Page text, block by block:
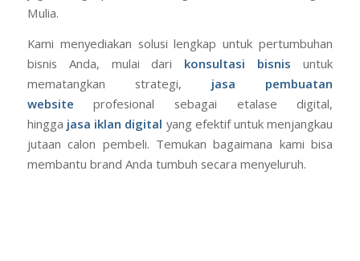
Mulia.
Kami menyediakan solusi lengkap untuk pertumbuhan
bisnis Anda, mulai dari konsultasi bisnis untuk
mematangkan strategi, jasa pembuatan
website profesional sebagai etalase digital,
hingga jasa iklan digital yang efektif untuk menjangkau
jutaan calon pembeli. Temukan bagaimana kami bisa
membantu brand Anda tumbuh secara menyeluruh.